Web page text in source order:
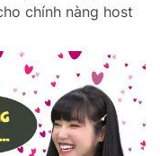
chính nàng host